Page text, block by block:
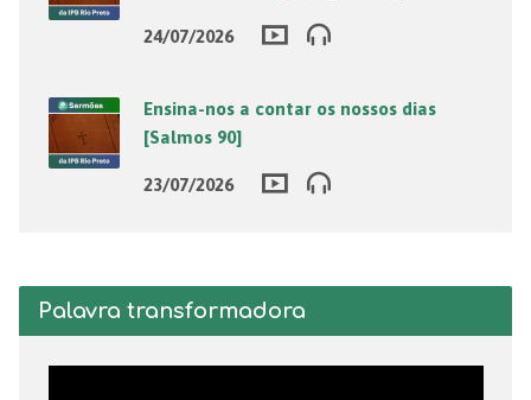
24/07/2026
Ensina-nos a contar os nossos dias
[Salmos 90]
23/07/2026
Palavra transformadora